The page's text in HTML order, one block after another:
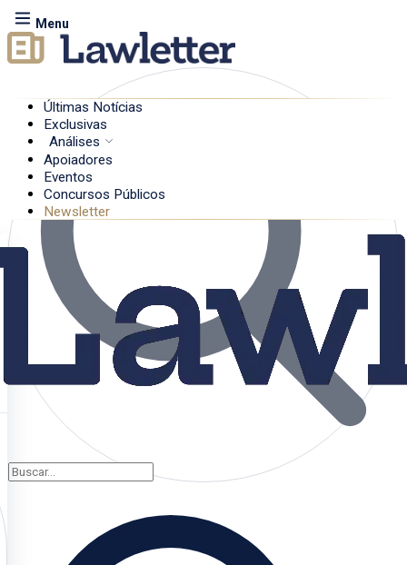
Menu
Últimas Notícias
Exclusivas
Análises
Apoiadores
Eventos
Concursos Públicos
Newsletter